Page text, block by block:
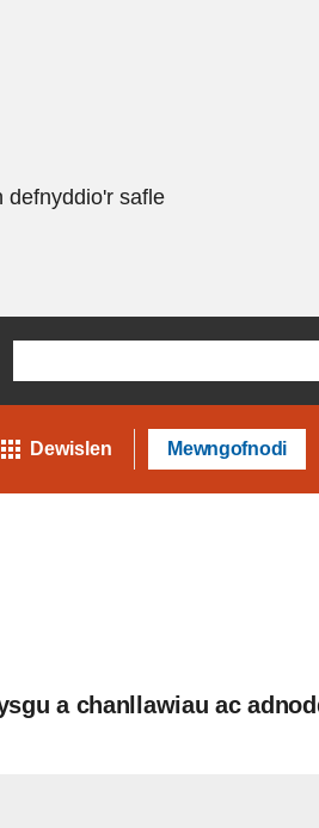
defnyddio'r safle
Dewislen Mewngofnodi
a chanllawiau ac